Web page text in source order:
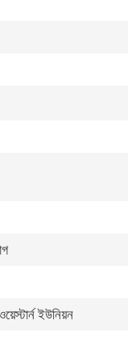
ইউনিয়ন